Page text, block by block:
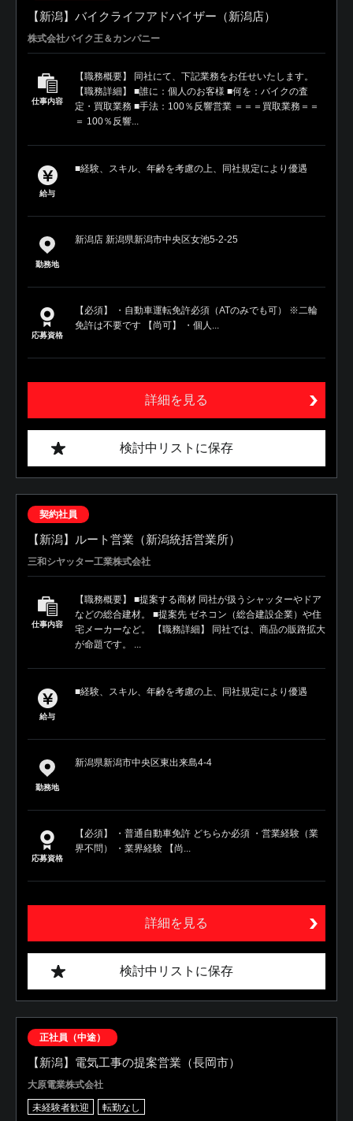
【新潟】バイクライフアドバイザー（新潟店）
株式会社バイク王＆カンパニー
仕事内容
【職務概要】 同社にて、下記業務をお任せいたします。
【職務詳細】 ■誰に：個人のお客様 ■何を：バイクの査
定・買取業務 ■手法：100％反響営業 ＝＝＝買取業務＝＝
＝ 100％反響...
給与
■経験、スキル、年齢を考慮の上、同社規定により優遇
勤務地
新潟店 新潟県新潟市中央区女池5-2-25
応募資格
【必須】 ・自動車運転免許必須（ATのみでも可） ※二輪
免許は不要です 【尚可】 ・個人...
詳細を見る
検討中リストに保存
契約社員
【新潟】ルート営業（新潟統括営業所）
三和シヤッター工業株式会社
仕事内容
【職務概要】 ■提案する商材 同社が扱うシャッターやドア
などの総合建材。 ■提案先 ゼネコン（総合建設企業）や住
宅メーカーなど。 【職務詳細】 同社では、商品の販路拡大
が命題です。 ...
給与
■経験、スキル、年齢を考慮の上、同社規定により優遇
勤務地
新潟県新潟市中央区東出来島4-4
応募資格
【必須】 ・普通自動車免許 どちらか必須 ・営業経験（業
界不問） ・業界経験 【尚...
詳細を見る
検討中リストに保存
正社員（中途）
【新潟】電気工事の提案営業（長岡市）
大原電業株式会社
未経験者歓迎 転勤なし